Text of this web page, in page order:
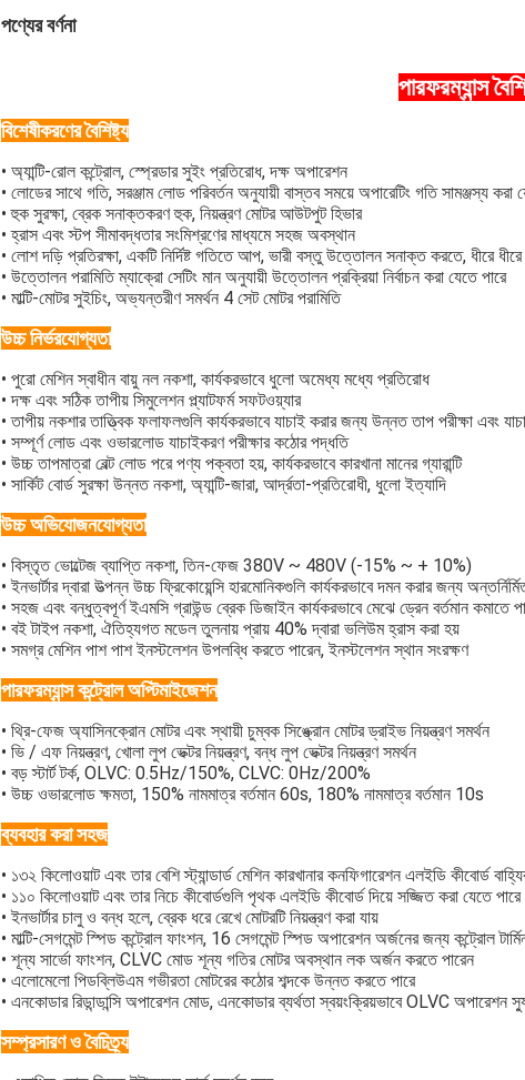
পণ্যের বর্ণনা
পারফরম্যান্স
বিশেষীকরণের বৈশিষ্ট্য
• অ্যান্টি-রোল কন্ট্রোল, স্প্রেডার সুইং প্রতিরোধ, দক্ষ অপারেশন
• লোডের সাথে গতি, সরঞ্জাম লোড পরিবর্তন অনুযায়ী বাস্তব সময়ে অপারেটিং গতি সামঞ্জস্য করা
• হুক সুরক্ষা, ব্রেক সনাক্তকরণ হুক, নিয়ন্ত্রণ মোটর আউটপুট হিভার
• হ্রাস এবং স্টপ সীমাবদ্ধতার সংমিশ্রণের মাধ্যমে সহজ অবস্থান
• লোশ দড়ি প্রতিরক্ষা, একটি নির্দিষ্ট গতিতে আপ, ভারী বস্তু উত্তোলন সনাক্ত করতে, ধীরে ধীরে
• উত্তোলন পরামিতি ম্যাক্রো সেটিং মান অনুযায়ী উত্তোলন প্রক্রিয়া নির্বাচন করা যেতে পারে
• মাল্টি-মোটর সুইচিং, অভ্যন্তরীণ সমর্থন 4 সেট মোটর পরামিতি
উচ্চ নির্ভরযোগ্যতা
• পুরো মেশিন স্বাধীন বায়ু নল নকশা, কার্যকরভাবে ধুলো অমেধ্য মধ্যে প্রতিরোধ
• দক্ষ এবং সঠিক তাপীয় সিমুলেশন প্ল্যাটফর্ম সফটওয়্যার
• তাপীয় নকশার তাত্ত্বিক ফলাফলগুলি কার্যকরভাবে যাচাই করার জন্য উন্নত তাপ পরীক্ষা এবং
• সম্পূর্ণ লোড এবং ওভারলোড যাচাইকরণ পরীক্ষার কঠোর পদ্ধতি
• উচ্চ তাপমাত্রা বেল্ট লোড পরে পণ্য পক্বতা হয়, কার্যকরভাবে কারখানা মানের গ্যারান্টি
• সার্কিট বোর্ড সুরক্ষা উন্নত নকশা, অ্যান্টি-জারা, আর্দ্রতা-প্রতিরোধী, ধুলো ইত্যাদি
উচ্চ অভিযোজনযোগ্যতা
• বিস্তৃত ভোল্টেজ ব্যাপ্তি নকশা, তিন-ফেজ 380V ~ 480V (-15% ~ + 10%)
• ইনভার্টার দ্বারা উত্পন্ন উচ্চ ফ্রিকোয়েন্সি হারমোনিকগুলি কার্যকরভাবে দমন করার জন্য
• সহজ এবং বন্ধুত্বপূর্ণ ইএমসি গ্রাউন্ড ব্রেক ডিজাইন কার্যকরভাবে মেঝে ড্রেন বর্তমান কমাতে
• বই টাইপ নকশা, ঐতিহ্যগত মডেল তুলনায় প্রায় 40% দ্বারা ভলিউম হ্রাস করা হয়
• সমগ্র মেশিন পাশ পাশ ইনস্টলেশন উপলব্ধি করতে পারেন, ইনস্টলেশন স্থান সংরক্ষণ
পারফরম্যান্স কন্ট্রোল অপ্টিমাইজেশন
• থ্রি-ফেজ অ্যাসিনক্রোন মোটর এবং স্থায়ী চুম্বক সিঙ্ক্রোন মোটর ড্রাইভ নিয়ন্ত্রণ সমর্থন
• ভি / এফ নিয়ন্ত্রণ, খোলা লুপ ভেক্টর নিয়ন্ত্রণ, বন্ধ লুপ ভেক্টর নিয়ন্ত্রণ সমর্থন
• বড় স্টার্ট টর্ক, OLVC: 0.5Hz/150%, CLVC: 0Hz/200%
• উচ্চ ওভারলোড ক্ষমতা, 150% নামমাত্র বর্তমান 60s, 180% নামমাত্র বর্তমান 10s
ব্যবহার করা সহজ
• ১৩২ কিলোওয়াট এবং তার বেশি স্ট্যান্ডার্ড মেশিন কারখানার কনফিগারেশন এলইডি কীবোর্ড
• ১১০ কিলোওয়াট এবং তার নিচে কীবোর্ডগুলি পৃথক এলইডি কীবোর্ড দিয়ে সজ্জিত করা যেতে পারে
• ইনভার্টার চালু ও বন্ধ হলে, ব্রেক ধরে রেখে মোটরটি নিয়ন্ত্রণ করা যায়
• মাল্টি-সেগমেন্ট স্পিড কন্ট্রোল ফাংশন, 16 সেগমেন্ট স্পিড অপারেশন অর্জনের জন্য কন্ট্রোল
• শূন্য সার্ভো ফাংশন, CLVC মোড শূন্য গতির মোটর অবস্থান লক অর্জন করতে পারেন
• এলোমেলো পিডব্লিউএম গভীরতা মোটরের কঠোর শব্দকে উন্নত করতে পারে
• এনকোডার রিডান্ডান্সি অপারেশন মোড, এনকোডার ব্যর্থতা স্বয়ংক্রিয়ভাবে OLVC অপারেশন
সম্প্রসারণ ও বৈচিত্র্য